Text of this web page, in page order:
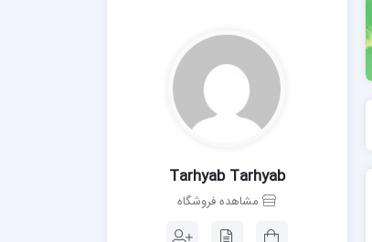
Tarhyab Tarhyab
مشاهده فروشگاه